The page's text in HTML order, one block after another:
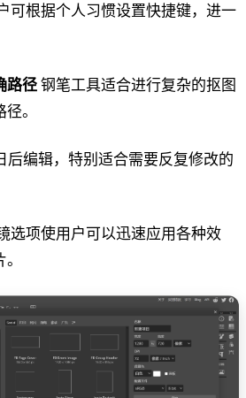
可根据个人习惯设置快捷键，进一
路径 钢笔工具适合进行复杂的抠图
。
后编辑，特别适合需要反复修改的
选项使用户可以迅速应用各种效